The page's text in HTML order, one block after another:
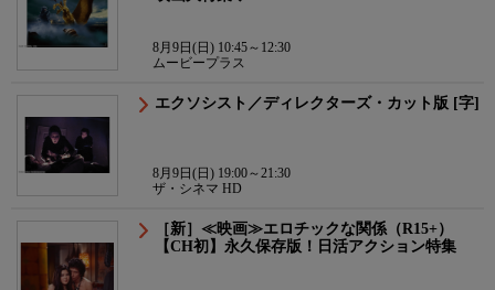
8月9日(日) 10:45～12:30
ムービープラス
エクソシスト／ディレクターズ・カット版 [字]
8月9日(日) 19:00～21:30
ザ・シネマ HD
［新］≪映画≫エロチックな関係（R15+）
【CH初】永久保存版！日活アクション特集